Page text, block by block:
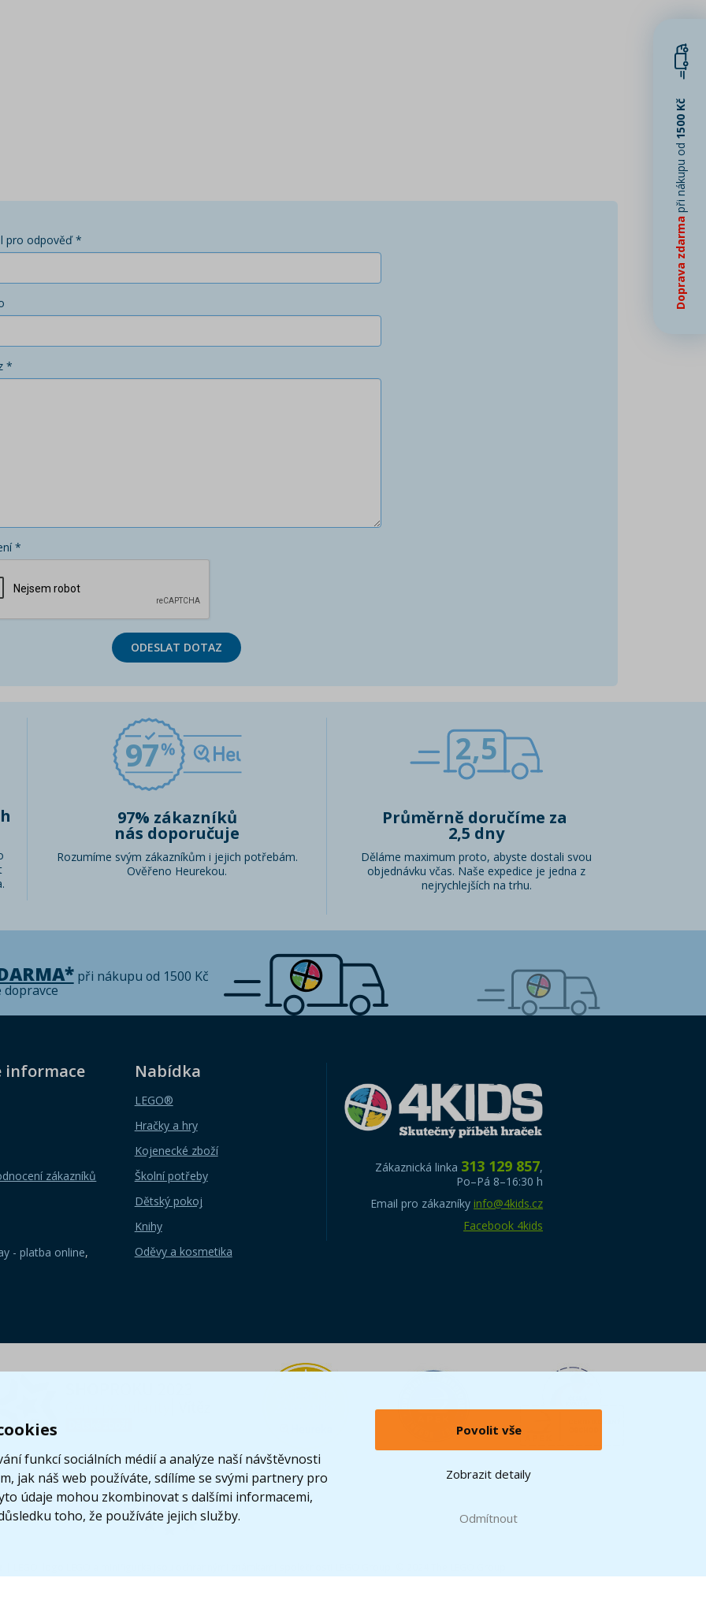
funkcí sociálních médií a analýze naší návštěvnosti
jak náš web používáte, sdílíme se svými partnery pro
údaje mohou zkombinovat s dalšími informacemi,
toho, že používáte jejich služby.
Povolit vše
Zobrazit detaily
Odmítnout
pro odpověď *
*
*
ODESLAT DOTAZ
97
97% zákazníků
nás doporučuje
Rozumíme svým zákazníkům i jejich potřebám.
Ověřeno Heurekou.
2,5
Průměrně doručíme za
2,5 dny
Děláme maximum proto, abyste dostali svou
objednávku včas. Naše expedice je jedna z
nejrychlejších na trhu.
při nákupu od 1500 Kč
informace
zákazníků
Nabídka
LEGO®
Hračky a hry
Kojenecké zboží
Školní potřeby
Dětský pokoj
Knihy
Oděvy a kosmetika
- platba online,
Zákaznická linka 313 129 857,
Po–Pá 8–16:30 h
Email pro zákazníky info@4kids.cz
Facebook 4kids
Doprava zdarma
při nákupu od
1500 Kč